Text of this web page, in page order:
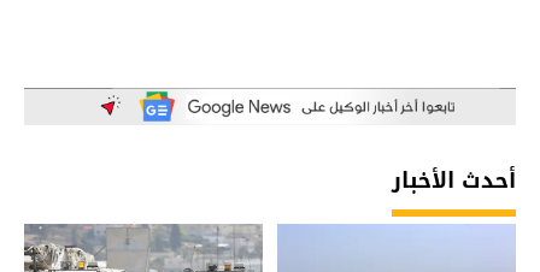
أحدث الأخبار